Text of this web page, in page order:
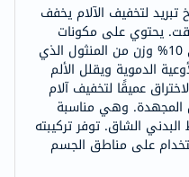
لتخفيف الآلام يخفف
يحتوي على مكونات
عشبية مسكنة للآلام بالإضافة إلى 10% وزن من المنثول الذي
الدموية ويقلل الألم
عميقًا لتخفيف آلام
المجهدة. وهي مناسبة
الشاق. توفر تركيبته
على مناطق الجسم